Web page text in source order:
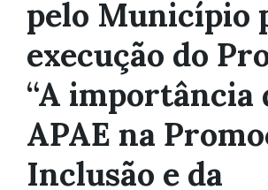
pelo Município
execução do
“A importância
APAE na
Inclusão e da